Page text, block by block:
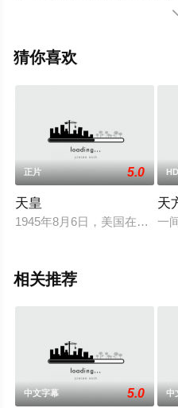
手机免费观看高清无删减完
了解。
猜你喜欢
正片 5.0
天皇
1945年8月6日，美国在日本
天
一
相关推荐
中文字幕 5.0 中